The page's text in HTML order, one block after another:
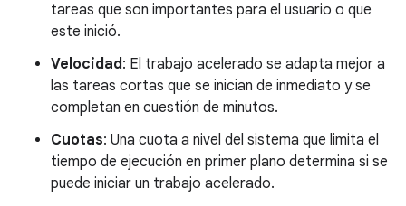
tareas que son importantes para el usuario o que
este inició.
Velocidad: El trabajo acelerado se adapta mejor a
las tareas cortas que se inician de inmediato y se
completan en cuestión de minutos.
Cuotas: Una cuota a nivel del sistema que limita el
tiempo de ejecución en primer plano determina si se
puede iniciar un trabajo acelerado.